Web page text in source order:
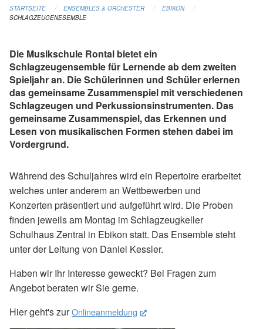
STARTSEITE ENSEMBLES & ORCHESTER
EBIKON
SCHLAGZEUGENESEMBLE
Die Musikschule Rontal bietet ein
Schlagzeugensemble für Lernende ab dem zweiten
Spieljahr an. Die Schülerinnen und Schüler erlernen
das gemeinsame Zusammenspiel mit verschiedenen
Schlagzeugen und Perkussionsinstrumenten. Das
gemeinsame Zusammenspiel, das Erkennen und
Lesen von musikalischen Formen stehen dabei im
Vordergrund.
Während des Schuljahres wird ein Repertoire erarbeitet
welches unter anderem an Wettbewerben und
Konzerten präsentiert und aufgeführt wird. Die Proben
finden jeweils am Montag im Schlagzeugkeller
Schulhaus Zentral in Ebikon statt. Das Ensemble steht
unter der Leitung von Daniel Kessler.
Haben wir Ihr Interesse geweckt? Bei Fragen zum
Angebot beraten wir Sie gerne.
Hier geht's zurOnlineanmeldung (External Link)